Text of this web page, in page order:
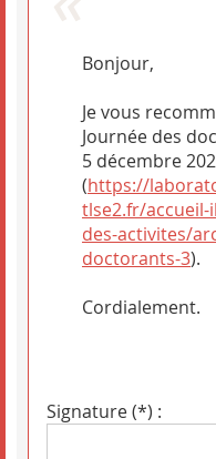
Bonjour,
Je vous
Journée des
5 décembre
(https://
tlse2.fr/
des-activites/
doctorants-3).
Cordialement.
Signature (*) :